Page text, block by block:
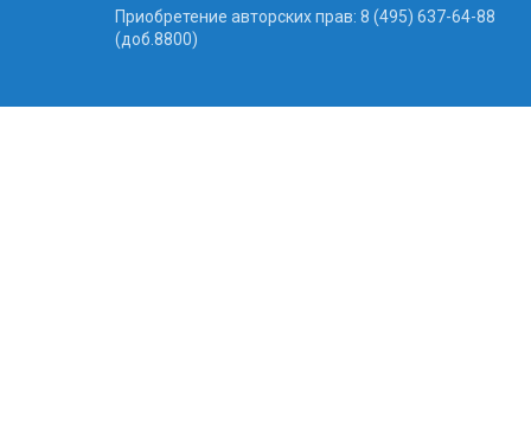
Приобретение авторских прав: 8 (495) 637-64-88
(доб.8800)